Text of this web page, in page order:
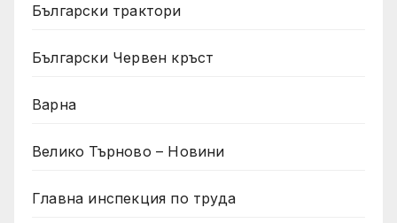
Български трактори
Български Червен кръст
Варна
Велико Търново – Новини
Главна инспекция по труда